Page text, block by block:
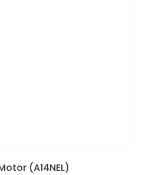
(A14NEL)